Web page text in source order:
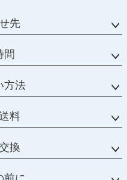
先
間
方法
料
換